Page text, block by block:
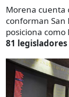
Morena cuenta
conforman San
posiciona
81 legisladores